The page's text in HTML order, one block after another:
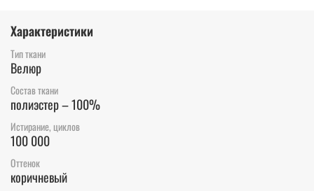
Характеристики
Тип ткани
Велюр
Состав ткани
полиэстер – 100%
Истирание, циклов
100 000
Оттенок
коричневый